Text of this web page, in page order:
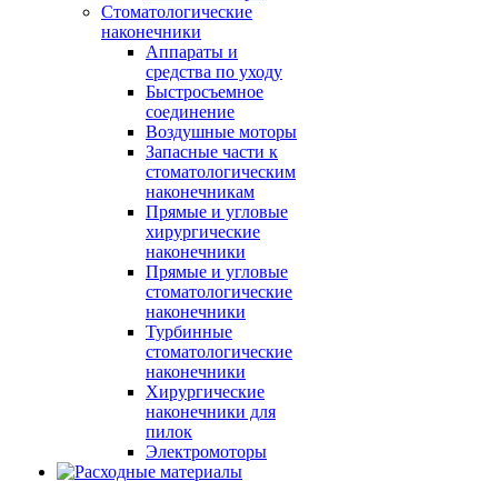
Стоматологические
наконечники
Аппараты и
средства по уходу
Быстросъемное
соединение
Воздушные моторы
Запасные части к
стоматологическим
наконечникам
Прямые и угловые
хирургические
наконечники
Прямые и угловые
стоматологические
наконечники
Турбинные
стоматологические
наконечники
Хирургические
наконечники для
пилок
Электромоторы